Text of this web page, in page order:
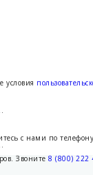
с нами по
Звоните 8 (800) 222